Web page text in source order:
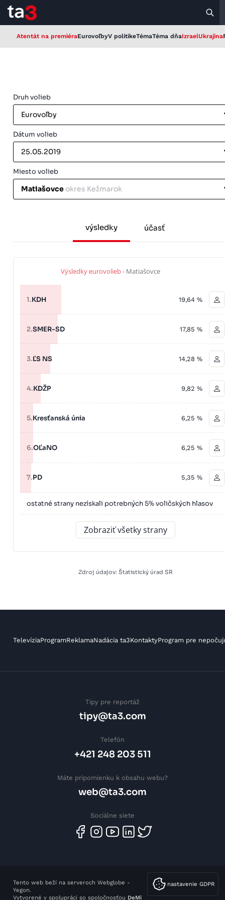
Atentát na premiéraEurovoľbyV politikeTémaTéma dňaIzraelUkrajina
Druh volieb
Eurovoľby
Dátum volieb
25.05.2019
Miesto volieb
Matiašovce okres Kežmarok
výsledky účasť
Výsledky eurovolieb- Matiašovce
1.KDH 19,64 %
2.SMER-SD 17,85 %
3.ĽS NS 14,28 %
4.KDŽP 9,82 %
5.Kresťanská únia 6,25 %
6.OĽaNO 6,25 %
7.PD 5,35 %
ostatné strany nezískali potrebných 5% voličských hlasov
Zobraziť všetky strany
Zdroj údajov: Štatistický úrad SR
TelevíziaProgramReklamaNadácia ta3KontaktyProgram pre
Tipy pre reportáž
tipy@ta3.com
Telefón
+421 248 203 511
Máte pripomienku k obsahu webu?
web@ta3.com
Sociálne siete
nastavenie GDPR
Tento web beží na serveroch Webglobe -
Yegon.
Vytvorené v spolupráci so spoločnosťou DeMi